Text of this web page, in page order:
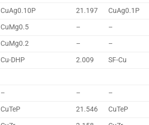
CuAg0.10P 21.197
CuAg0.1P
CuMg0.5 –
–
CuMg0.2 –
–
Cu-DHP 2.009 SF-Cu
– –
–
CuTeP 21.546
CuTeP